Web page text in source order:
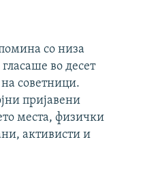
со низа
во десет
советници.
пријавени
места, физички
активисти и